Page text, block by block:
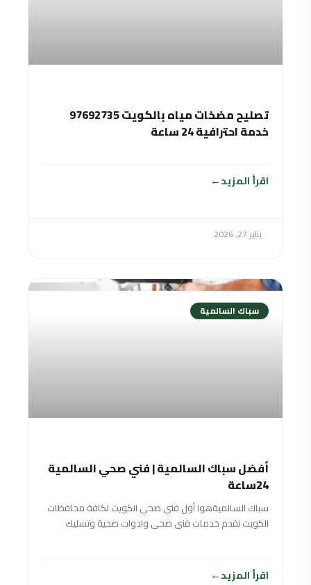
تصليح مضخات مياه بالكويت 97692735
خدمة احترافية 24 ساعة
اقرأ المزيد
يناير 27, 2026
سباك السالمية
أفضل سباك السالمية | فني صحي السالمية
24ساعة
سباك السالميةهوا أول فني صحي الكويت لكافة محافظات
الكويت نقدم خدمات فنى صحى وادوات صحية وتسليك
اقرأ المزيد